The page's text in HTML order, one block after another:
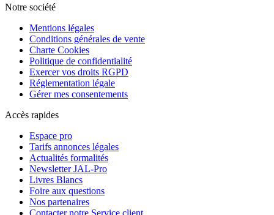
Notre société
Mentions légales
Conditions générales de vente
Charte Cookies
Politique de confidentialité
Exercer vos droits RGPD
Réglementation légale
Gérer mes consentements
Accès rapides
Espace pro
Tarifs annonces légales
Actualités formalités
Newsletter JAL-Pro
Livres Blancs
Foire aux questions
Nos partenaires
Contacter notre Service client